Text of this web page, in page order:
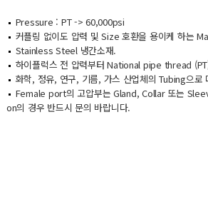
Pressure : PT -> 60,000psi
커플링 없이도 압력 및 Size 호환을 용이케 하는
Stainless Steel 냉간소재.
하이플럭스 전 압력부터 National pipe thread
화학, 정유, 연구, 기름, 가스 산업체의 Tubing으로
Female port의 고압부는 Gland, Collar 또는
on의 경우 반드시 문의 바랍니다.